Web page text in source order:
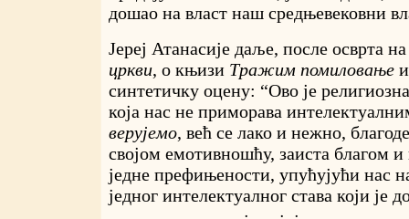
дошао на власт наш средњевековни
Јереј Атанасије даље, после осврта
цркви, о књизи Тражим помиловање
синтетичку оцену: “Ово је
која нас не приморава
верујемо, већ се лако и нежно,
својом емотивношћу, заиста благом
једне префињености, упућујући нас
једног интелектуалног става који